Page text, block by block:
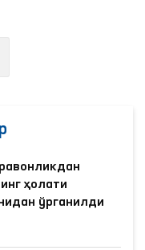
ҳолати
ўрганилди